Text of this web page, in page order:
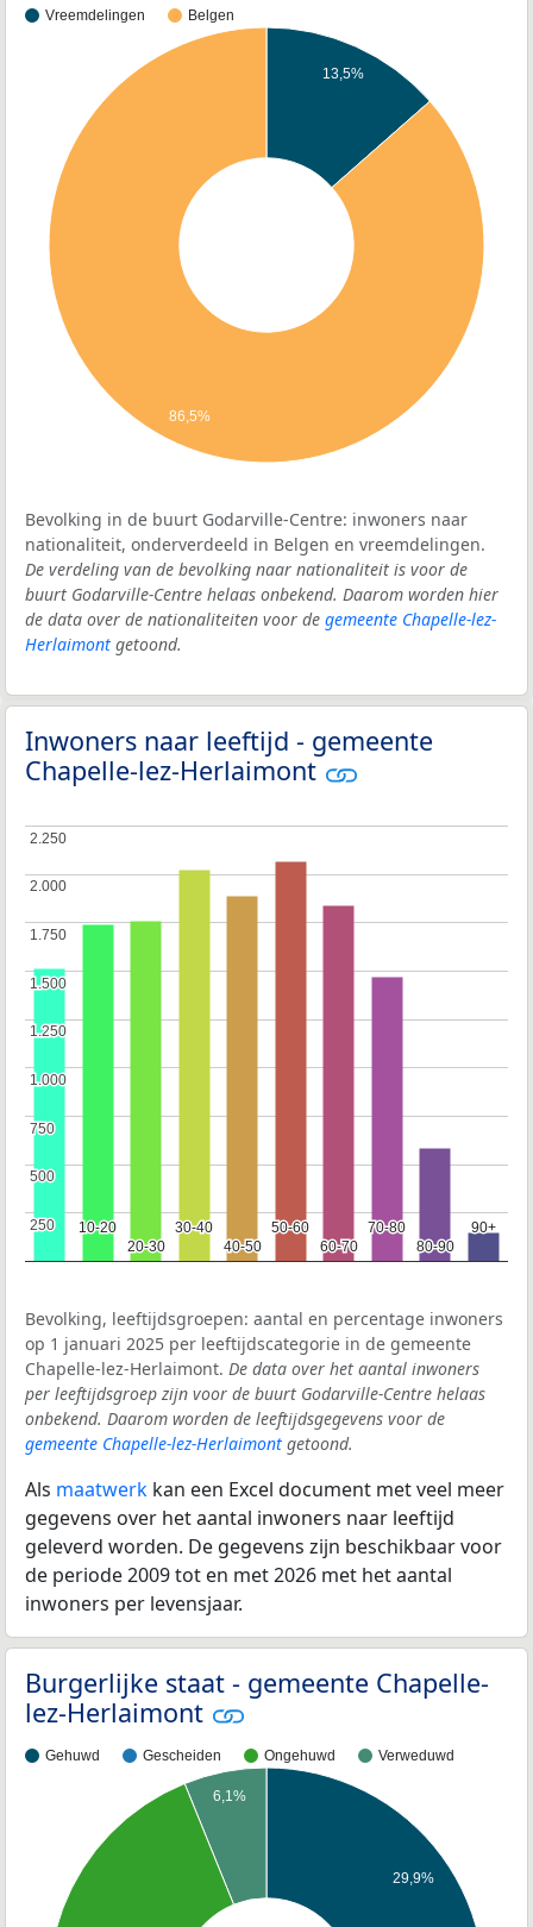
Vreemdelingen Belgen
13,5%
86,5%
Bevolking in de buurt Godarville-Centre: inwoners naar
nationaliteit, onderverdeeld in Belgen en vreemdelingen.
De verdeling van de bevolking naar nationaliteit is voor de
buurt Godarville-Centre helaas onbekend. Daarom worden hier
de data over de nationaliteiten voor de gemeente Chapelle-lez-
Herlaimont getoond.
Inwoners naar leeftijd - gemeente
Chapelle-lez-Herlaimont
10-20
10-20
20-30
20-30
30-40
30-40
40-50
40-50
50-60
50-60
60-70
60-70
70-80
70-80
80-90
80-90
90+
90+
250
250
500
500
750
750
1.000
1.000
1.250
1.250
1.500
1.500
1.750
1.750
2.000
2.000
2.250
2.250
Bevolking, leeftijdsgroepen: aantal en percentage inwoners
op 1 januari 2025 per leeftijdscategorie in de gemeente
Chapelle-lez-Herlaimont. De data over het aantal inwoners
per leeftijdsgroep zijn voor de buurt Godarville-Centre helaas
onbekend. Daarom worden de leeftijdsgegevens voor de
gemeente Chapelle-lez-Herlaimont getoond.
Als maatwerk kan een Excel document met veel meer
gegevens over het aantal inwoners naar leeftijd
geleverd worden. De gegevens zijn beschikbaar voor
de periode 2009 tot en met 2026 met het aantal
inwoners per levensjaar.
Burgerlijke staat - gemeente Chapelle-
lez-Herlaimont
Gehuwd Gescheiden Ongehuwd Verweduwd
29,9%
6,1%